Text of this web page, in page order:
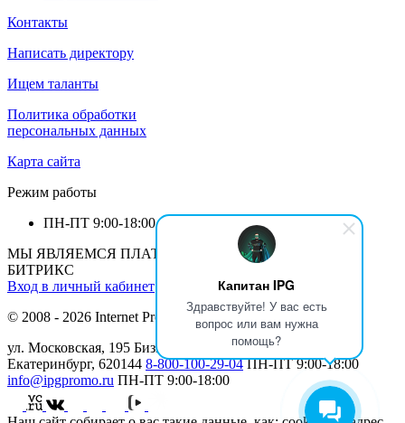
Капитан IPG
Здравствуйте! У вас есть
вопрос или вам нужна
помощь?
Контакты
Написать директору
Ищем таланты
Политика обработки
персональных данных
Карта сайта
Режим работы
ПН-ПТ 9:00-18:00
МЫ ЯВЛЯЕМСЯ ПЛАТИНОВЫМ ПАРТНЕРОМ 1С-
БИТРИКС
Вход в личный кабинет
© 2008 - 2026 Internet Production Group (
ул. Московская, 195 Бизнеc Центр МАН, 12 этаж г.
Екатеринбург, 620144 8-800-100-29-04 ПН-ПТ 9:00-18:00
info@ipgpromo.ru ПН-ПТ 9:00-18:00